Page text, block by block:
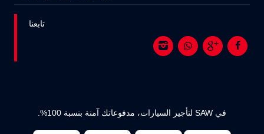
تابعنا
في SAW لتأجير السيارات، مدفوعاتك آمنة بنسبة 100%.